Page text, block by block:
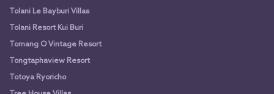
Tolani Le Bayburi Villas
Tolani Resort Kui Buri
Tomang O Vintage Resort
Tongtaphaview Resort
Totoya Ryoricho